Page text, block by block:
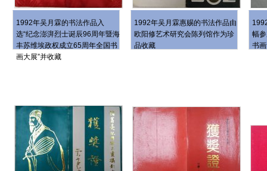
1992年吴月霖的书法作品入
选“纪念澎湃烈士诞辰96周年暨海
丰苏维埃政权成立65周年全国书
画大展”并收藏
1992年吴月霖惠赐的书法作品由
欧阳修艺术研究会陈列馆作为珍
品收藏
幅
书